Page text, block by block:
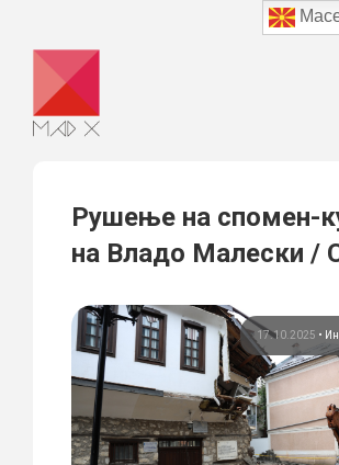
content
Рушење на спомен-
на Владо Малески /
17.10.2025 •